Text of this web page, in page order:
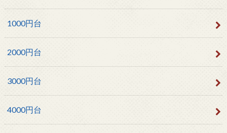
1000円台
2000円台
3000円台
4000円台